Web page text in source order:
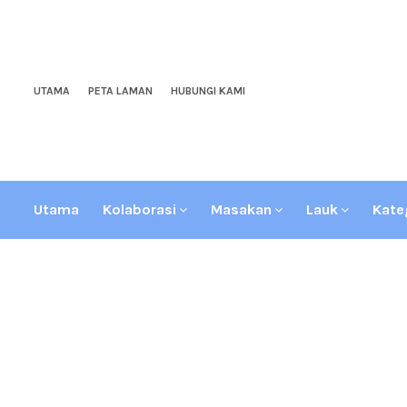
UTAMA PETA LAMAN HUBUNGI KAMI
Utama Kolaborasi Masakan Lauk